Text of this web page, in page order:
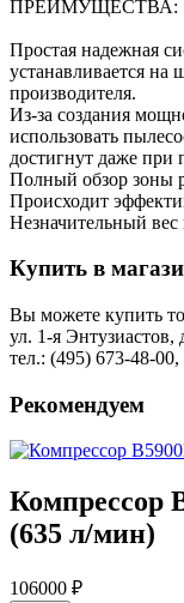
ПРЕИМУЩЕСТВА:
Простая надежная
устанавливается
производителя.
Из-за создания
использовать
достигнут даже при
Полный обзор зоны
Происходит
Незначительный
Купить в
Вы можете купить
ул. 1-я
тел.: (495) 673-48-
Рекомендуем
Компрессор
(635 л/мин)
106000 ₽